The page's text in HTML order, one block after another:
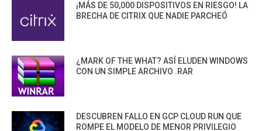
¡MÁS DE 50,000 DISPOSITIVOS EN RIESGO! LA
BRECHA DE CITRIX QUE NADIE PARCHEÓ
¿MARK OF THE WHAT? ASÍ ELUDEN WINDOWS
CON UN SIMPLE ARCHIVO .RAR
DESCUBREN FALLO EN GCP CLOUD RUN QUE
ROMPE EL MODELO DE MENOR PRIVILEGIO